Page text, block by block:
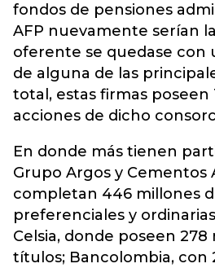
fondos de pensiones
AFP nuevamente serían
oferente se quedase con
de alguna de las
total, estas firmas poseen
acciones de dicho
En donde más tienen
Grupo Argos y Cementos
completan 446 millones
preferenciales y
Celsia, donde poseen 278
títulos; Bancolombia, con